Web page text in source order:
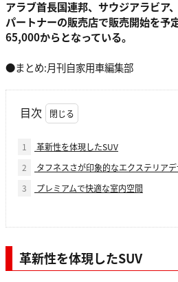
アラブ首長国連邦、サウジアラビア
パートナーの販売店で販売開始を予
65,000からとなっている。
●まとめ:月刊自家用車編集部
目次
1
革新性を体現したSUV
2
タフネスさが印象的なエクステリア
3
プレミアムで快適な室内空間
革新性を体現したSUV